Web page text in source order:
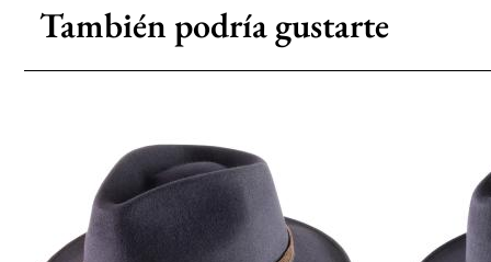
También podría gustarte